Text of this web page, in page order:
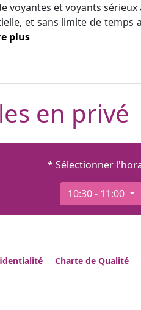
voyantes et voyants
et sans limite de
plus
en privé
* Sélectionner
10:30 - 11:00
Charte de Qualité